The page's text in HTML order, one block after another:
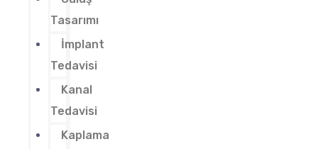
Tasarımı
İmplant
Tedavisi
Kanal
Tedavisi
Kaplama